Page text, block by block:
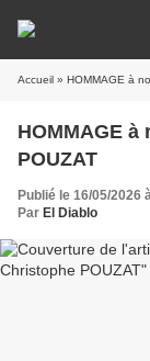
Accueil » HOMMAGE à
HOMMAGE
POUZAT
Publié le 16/05/2026
Par El Diablo